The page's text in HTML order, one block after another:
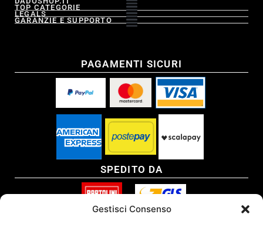
Gestisci Consenso
TOP CATEGORIE
LEGALS
GARANZIE E SUPPORTO
PAGAMENTI SICURI
SPEDITO DA